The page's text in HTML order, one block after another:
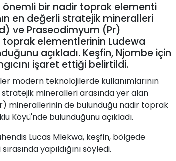
önemli bir nadir toprak elementi
en değerli stratejik mineralleri
ve Praseodimyum (Pr)
elementlerinin Ludewa
açıkladı. Keşfin, Njombe için
işaret ettiği belirtildi.
modern teknolojilerde kullanımlarının
mineralleri arasında yer alan
minerallerinin de bulunduğu nadir toprak
Köyü'nde bulunduğunu açıkladı.
Lucas Mlekwa, keşfin, bölgede
yapıldığını söyledi.